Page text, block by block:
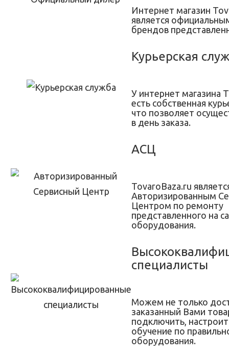
Интернет магазин
является
брендов
Курьерская
У интернет магазина
есть собственная
что позволяет
в день заказа.
АСЦ
TovaroBaza.ru
Авторизированным
Центром по ремонту
представленного на
оборудования.
специалисты
Можем не только
заказанный Вами
подключить,
обучение по
оборудования.